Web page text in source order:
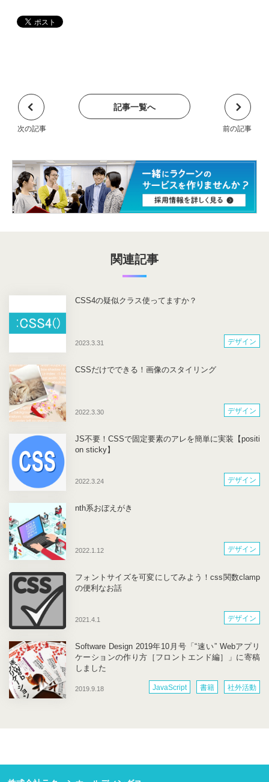
記事一覧へ
関連記事
2023.3.31
CSS4の疑似クラス使ってますか？
デザイン
2022.3.30
CSSだけでできる！画像のスタイリング
デザイン
2022.3.24
JS不要！CSSで固定要素のアレを簡単に実装【positi
on sticky】
デザイン
2022.1.12
nth系おぼえがき
デザイン
2021.4.1
フォントサイズを可変にしてみよう！css関数clamp
の便利なお話
デザイン
2019.9.18
Software Design 2019年10月号「“速い” Webアプリ
ケーションの作り方［フロントエンド編］」に寄稿
しました
JavaScript 書籍 社外活動